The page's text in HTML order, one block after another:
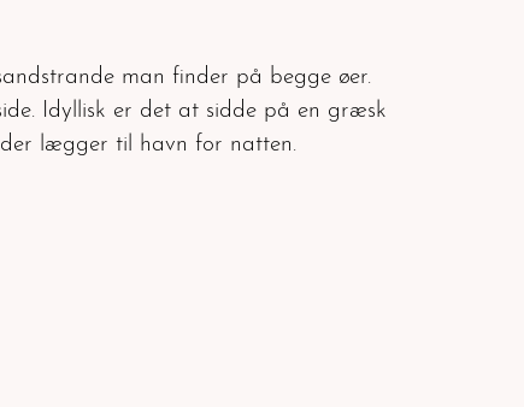
man finder på begge øer.
Idyllisk er det at sidde på en græsk
lægger til havn for natten.